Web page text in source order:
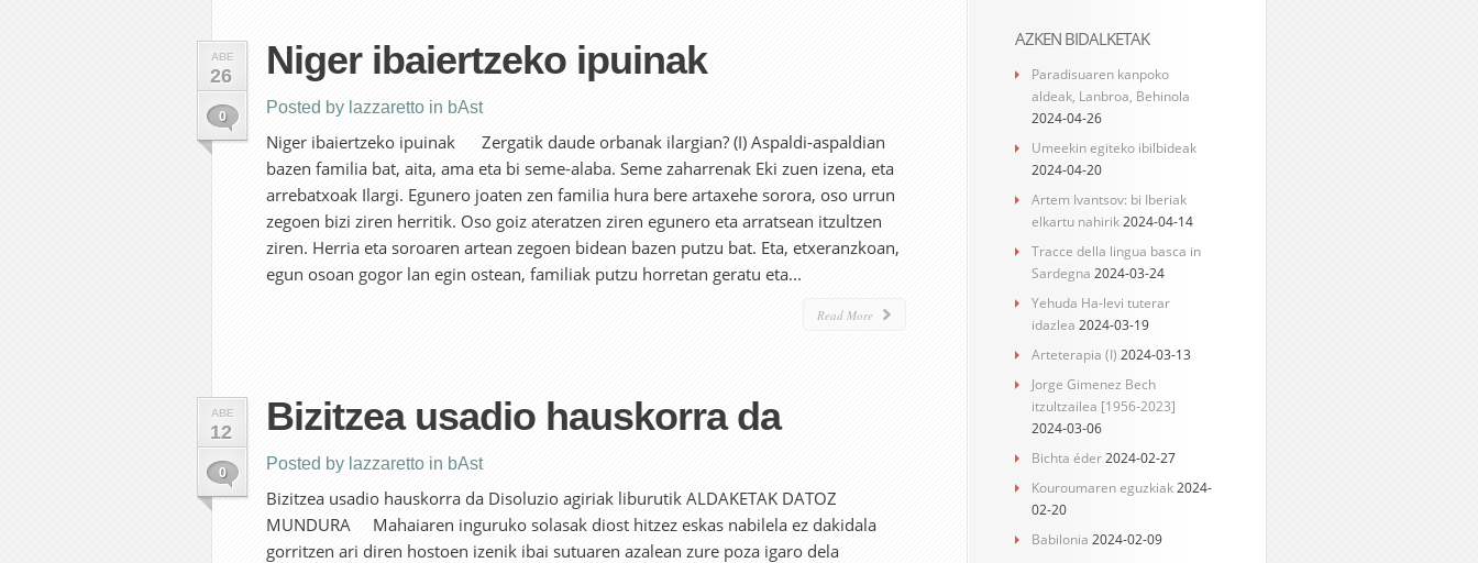
ABE
26
0
Niger ibaiertzeko ipuinak
Posted by lazzaretto in bAst
Niger ibaiertzeko ipuinak Zergatik daude orbanak ilargian? (I) Aspaldi-aspaldian
bazen familia bat, aita, ama eta bi seme-alaba. Seme zaharrenak Eki zuen izena, eta
arrebatxoak Ilargi. Egunero joaten zen familia hura bere artaxehe sorora, oso urrun
zegoen bizi ziren herritik. Oso goiz ateratzen ziren egunero eta arratsean itzultzen
ziren. Herria eta soroaren artean zegoen bidean bazen putzu bat. Eta, etxeranzkoan,
egun osoan gogor lan egin ostean, familiak putzu horretan geratu eta...
Read More
ABE
12
0
Bizitzea usadio hauskorra da
Posted by lazzaretto in bAst
Bizitzea usadio hauskorra da Disoluzio agiriak liburutik ALDAKETAK DATOZ
MUNDURA Mahaiaren inguruko solasak diost hitzez eskas nabilela ez dakidala
gorritzen ari diren hostoen izenik ibai sutuaren azalean zure poza igaro dela
AZKEN BIDALKETAK
Paradisuaren kanpoko
aldeak, Lanbroa, Behinola
2024-04-26
Umeekin egiteko ibilbideak
2024-04-20
Artem Ivantsov: bi Iberiak
elkartu nahirik2024-04-14
Tracce della lingua basca in
Sardegna 2024-03-24
Yehuda Ha-levi tuterar
idazlea 2024-03-19
Arteterapia (I) 2024-03-13
Jorge Gimenez Bech
itzultzailea [1956-2023]
2024-03-06
Bichta éder2024-02-27
Kouroumaren eguzkiak2024-
02-20
Babilonia 2024-02-09